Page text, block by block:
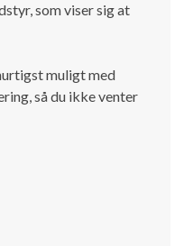
som viser sig at
muligt med
så du ikke venter